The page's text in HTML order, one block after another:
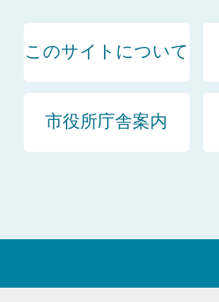
このサイトについて
市役所庁舎案内